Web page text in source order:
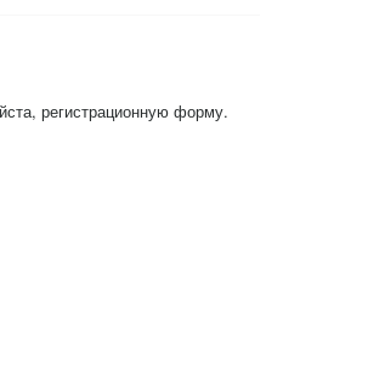
регистрационную форму.